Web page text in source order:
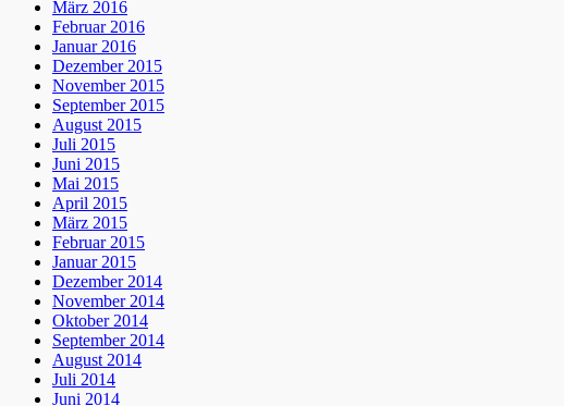
März 2016
Februar 2016
Januar 2016
Dezember 2015
November 2015
September 2015
August 2015
Juli 2015
Juni 2015
Mai 2015
April 2015
März 2015
Februar 2015
Januar 2015
Dezember 2014
November 2014
Oktober 2014
September 2014
August 2014
Juli 2014
Juni 2014